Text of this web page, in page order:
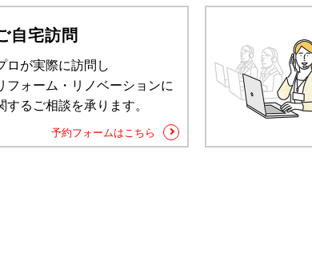
自宅訪問
ロが実際に訪問し
フォーム・リノベーションに
するご相談を承ります。
予約フォームはこちら